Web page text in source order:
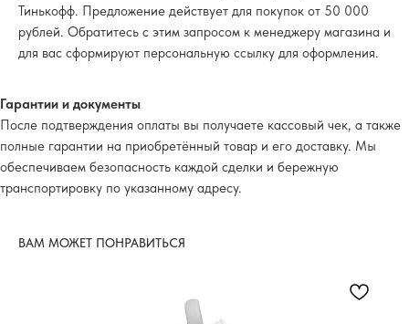
Тинькофф. Предложение действует для покупок от 50 000
рублей. Обратитесь с этим запросом к менеджеру магазина и
для вас сформируют персональную ссылку для оформления.
Гарантии и документы
После подтверждения оплаты вы получаете кассовый чек, а также
полные гарантии на приобретённый товар и его доставку. Мы
обеспечиваем безопасность каждой сделки и бережную
транспортировку по указанному адресу.
ВАМ МОЖЕТ ПОНРАВИТЬСЯ